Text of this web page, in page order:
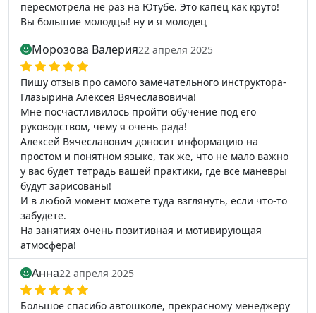
пересмотрела не раз на Ютубе. Это капец как круто!
Вы большие молодцы! ну и я молодец
Морозова Валерия22 апреля 2025
Пишу отзыв про самого замечательного инструктора-
Глазырина Алексея Вячеславовича!
Мне посчастливилось пройти обучение под его
руководством, чему я очень рада!
Алексей Вячеславович доносит информацию на
простом и понятном языке, так же, что не мало важно
у вас будет тетрадь вашей практики, где все маневры
будут зарисованы!
И в любой момент можете туда взглянуть, если что-то
забудете.
На занятиях очень позитивная и мотивирующая
атмосфера!
Анна22 апреля 2025
Большое спасибо автошколе, прекрасному менеджеру